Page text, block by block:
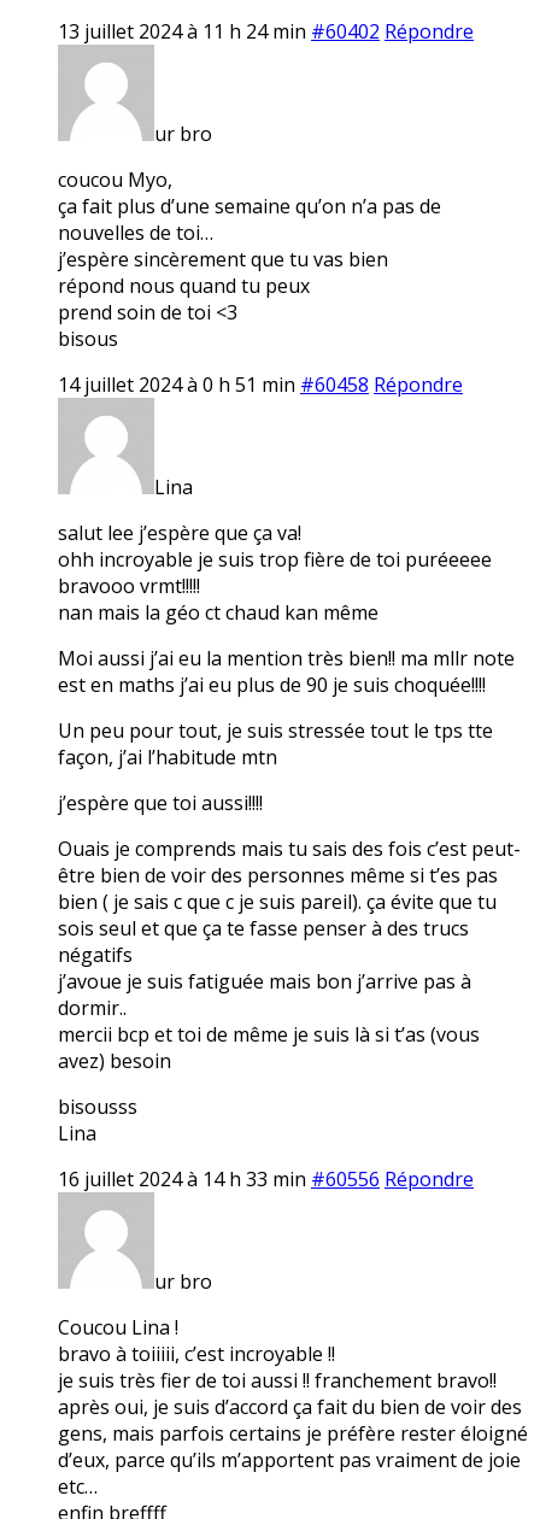
13 juillet 2024 à 11 h 24 min #60402 Répondre
ur bro
coucou Myo,
ça fait plus d’une semaine qu’on n’a pas de
nouvelles de toi…
j’espère sincèrement que tu vas bien
répond nous quand tu peux
prend soin de toi <3
bisous
14 juillet 2024 à 0 h 51 min #60458 Répondre
Lina
salut lee j’espère que ça va!
ohh incroyable je suis trop fière de toi puréeeee
bravooo vrmt!!!!!
nan mais la géo ct chaud kan même
Moi aussi j’ai eu la mention très bien!! ma mllr note
est en maths j’ai eu plus de 90 je suis choquée!!!!
Un peu pour tout, je suis stressée tout le tps tte
façon, j’ai l’habitude mtn
j’espère que toi aussi!!!!
Ouais je comprends mais tu sais des fois c’est peut-
être bien de voir des personnes même si t’es pas
bien ( je sais c que c je suis pareil). ça évite que tu
sois seul et que ça te fasse penser à des trucs
négatifs
j’avoue je suis fatiguée mais bon j’arrive pas à
dormir..
mercii bcp et toi de même je suis là si t’as (vous
avez) besoin
bisousss
Lina
16 juillet 2024 à 14 h 33 min #60556 Répondre
ur bro
Coucou Lina !
bravo à toiiiii, c’est incroyable !!
je suis très fier de toi aussi !! franchement bravo!!
après oui, je suis d’accord ça fait du bien de voir des
gens, mais parfois certains je préfère rester éloigné
d’eux, parce qu’ils m’apportent pas vraiment de joie
etc…
enfin breffff